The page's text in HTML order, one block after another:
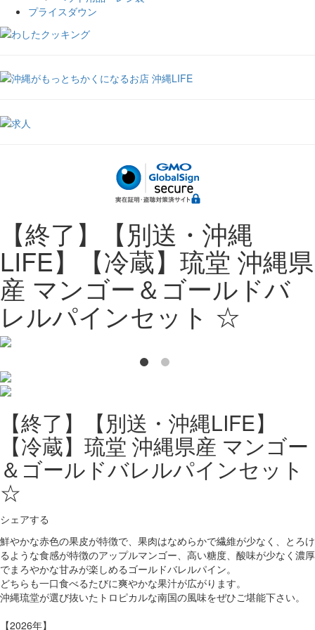
プライスダウン
【終了】【別送・沖縄
LIFE】【冷蔵】琉堂 沖縄県
産 マンゴー＆ゴールドバ
レルパインセット ☆
【終了】【別送・沖縄LIFE】
【冷蔵】琉堂 沖縄県産 マンゴー
＆ゴールドバレルパインセット
☆
シェアする
鮮やかな赤色の果皮が特徴で、果肉はなめらかで繊維が少なく、とろけ
るような食感が特徴のアップルマンゴー、高い糖度、酸味が少なく濃厚
でまろやかな甘みが楽しめるゴールドバレルパイン。
どちらも一口食べるたびに爽やかな果汁が広がります。
沖縄琉堂が選び抜いたトロピカルな南国の風味をぜひご堪能下さい。
【2026年】